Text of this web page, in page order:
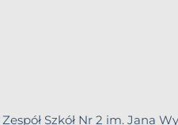
Zespół Szkół Nr 2 im. Jana